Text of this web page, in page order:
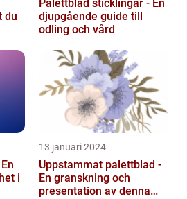
du
Palettblad sticklingar - En
djupgående guide till
odling och vård
i
13 januari 2024
Uppstammat palettblad -
En granskning och
presentation av denna